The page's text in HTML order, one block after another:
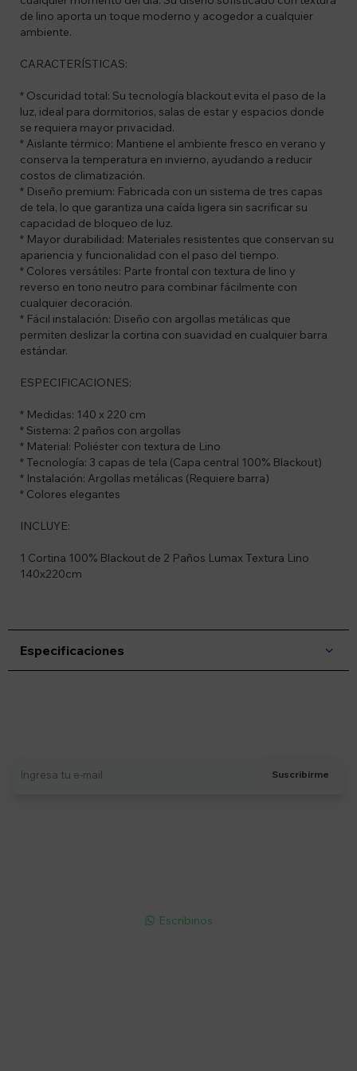
de lino aporta un toque moderno y acogedor a cualquier
ambiente.
CARACTERÍSTICAS:
* Oscuridad total: Su tecnología blackout evita el paso de la
luz, ideal para dormitorios, salas de estar y espacios donde
se requiera mayor privacidad.
* Aislante térmico: Mantiene el ambiente fresco en verano y
conserva la temperatura en invierno, ayudando a reducir
costos de climatización.
* Diseño premium: Fabricada con un sistema de tres capas
de tela, lo que garantiza una caída ligera sin sacrificar su
capacidad de bloqueo de luz.
* Mayor durabilidad: Materiales resistentes que conservan su
apariencia y funcionalidad con el paso del tiempo.
* Colores versátiles: Parte frontal con textura de lino y
reverso en tono neutro para combinar fácilmente con
cualquier decoración.
* Fácil instalación: Diseño con argollas metálicas que
permiten deslizar la cortina con suavidad en cualquier barra
estándar.
ESPECIFICACIONES:
* Medidas: 140 x 220 cm
* Sistema: 2 paños con argollas
* Material: Poliéster con textura de Lino
* Tecnología: 3 capas de tela (Capa central 100% Blackout)
* Instalación: Argollas metálicas (Requiere barra)
* Colores elegantes
INCLUYE:
1 Cortina 100% Blackout de 2 Paños Lumax Textura Lino
140x220cm
Especificaciones
Suscribirme
 Escribinos